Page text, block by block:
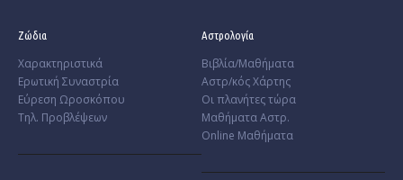
Ζώδια
Χαρακτηριστικά
­Ερωτική Συναστρία
­Εύρεση Ωροσκόπου
Τηλ. Προβλέψεων
Αστρολογία
Βιβλία/Μαθήματα
Αστρ/κός Χάρτης
Οι πλανήτες τώρα
Μαθήματα Αστρ.
Online Μαθήματα